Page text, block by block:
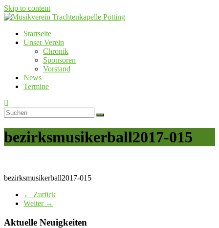
Skip to content
Musikverein Trachtenkapelle Pötting
Startseite
Unser Verein
Chronik
Sponsoren
Vorstand
News
Termine
bezirksmusikerball2017-015
bezirksmusikerball2017-015
← Zurück
Weiter →
Aktuelle Neuigkeiten